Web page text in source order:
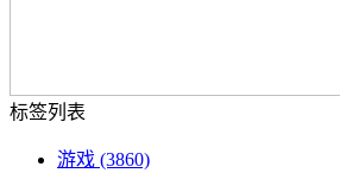
标签列表
游戏 (3860)